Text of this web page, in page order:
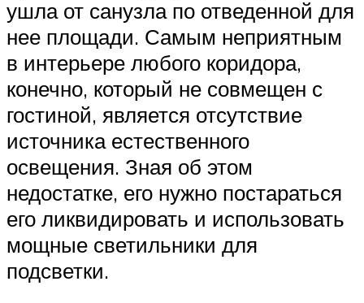
ушла от санузла по отведенной для
нее площади. Самым неприятным
в интерьере любого коридора,
конечно, который не совмещен с
гостиной, является отсутствие
источника естественного
освещения. Зная об этом
недостатке, его нужно постараться
его ликвидировать и использовать
мощные светильники для
подсветки.